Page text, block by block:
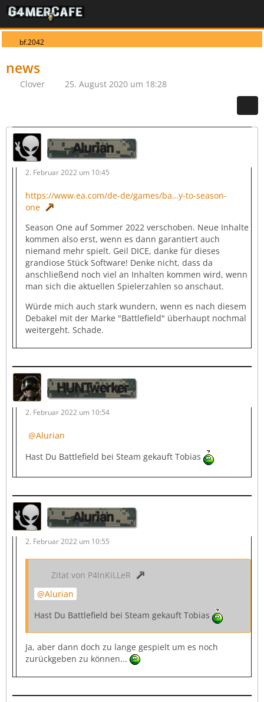
bf.2042
news
Clover 25. August 2020 um 18:28
Alurian
2. Februar 2022 um 10:45
https://www.ea.com/de-de/games/ba…y-to-season-
one
Season One auf Sommer 2022 verschoben. Neue Inhalte
kommen also erst, wenn es dann garantiert auch
niemand mehr spielt. Geil DICE, danke für dieses
grandiose Stück Software! Denke nicht, dass da
anschließend noch viel an Inhalten kommen wird, wenn
man sich die aktuellen Spielerzahlen so anschaut.
Würde mich auch stark wundern, wenn es nach diesem
Debakel mit der Marke "Battlefield" überhaupt nochmal
weitergeht. Schade.
HUNTwerker
2. Februar 2022 um 10:54
Alurian
Hast Du Battlefield bei Steam gekauft Tobias
Alurian
2. Februar 2022 um 10:55
Zitat von P4InKiLLeR
Alurian
Hast Du Battlefield bei Steam gekauft Tobias
Ja, aber dann doch zu lange gespielt um es noch
zurückgeben zu können...